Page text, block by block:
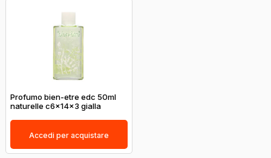
Profumo bien-etre edc 50ml
naturelle c6x14x3 gialla
Accedi per acquistare